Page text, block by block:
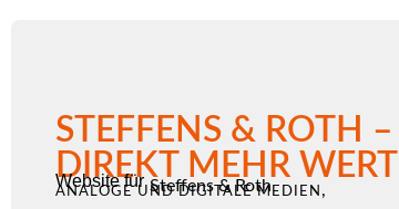
STEFFENS & ROTH –
DIREKT MEHR WERT
Website für Steffens & Roth
ANALOGE UND DIGITALE MEDIEN ,